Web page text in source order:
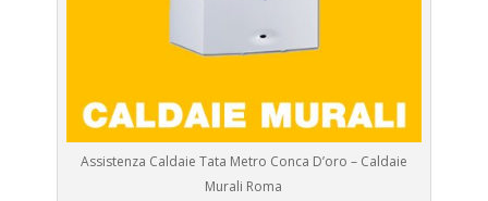
Assistenza Caldaie Tata Metro Conca D’oro – Caldaie
Murali Roma